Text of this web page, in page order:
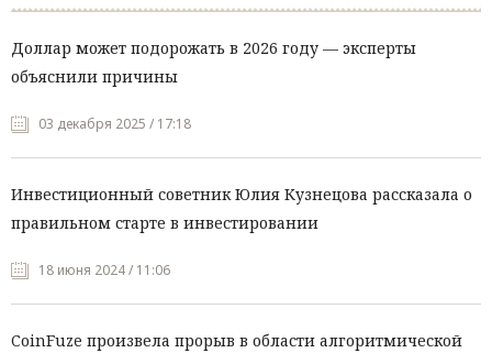
Доллар может подорожать в 2026 году — эксперты
объяснили причины
03 декабря 2025 / 17:18
Инвестиционный советник Юлия Кузнецова рассказала о
правильном старте в инвестировании
18 июня 2024 / 11:06
CoinFuze произвела прорыв в области алгоритмической